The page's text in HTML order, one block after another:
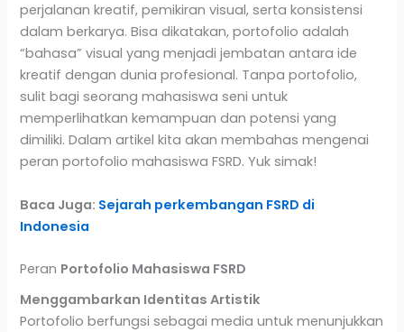
perjalanan kreatif, pemikiran visual, serta konsistensi
dalam berkarya. Bisa dikatakan, portofolio adalah
“bahasa” visual yang menjadi jembatan antara ide
kreatif dengan dunia profesional. Tanpa portofolio,
sulit bagi seorang mahasiswa seni untuk
memperlihatkan kemampuan dan potensi yang
dimiliki. Dalam artikel kita akan membahas mengenai
peran portofolio mahasiswa FSRD. Yuk simak!
Baca Juga: Sejarah perkembangan FSRD di
Indonesia
Peran Portofolio Mahasiswa FSRD
Menggambarkan Identitas Artistik
Portofolio berfungsi sebagai media untuk menunjukkan